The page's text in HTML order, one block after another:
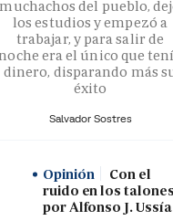
muchachos del pueblo,
los estudios y empezó a
trabajar, y para salir de
era el único que
dinero, disparando más
éxito
Salvador Sostres
Opinión
Con el
ruido en los
por Alfonso J. Ussía